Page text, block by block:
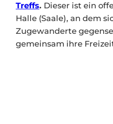
Treffs. Dieser ist ein
Halle (Saale), an dem
Zugewanderte
gemeinsam ihre